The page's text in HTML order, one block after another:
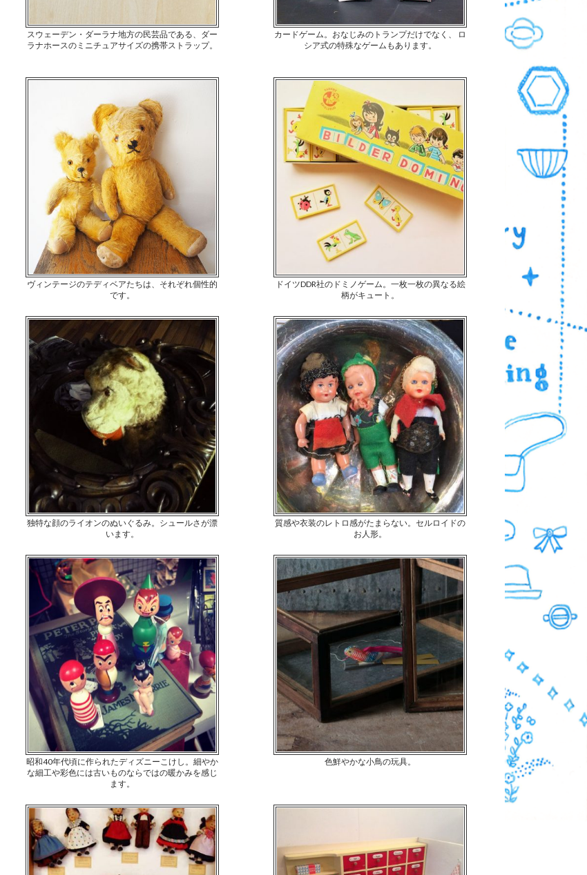
スウェーデン・ダーラナ地方の民芸品である、ダー
ラナホースのミニチュアサイズの携帯ストラップ。
カードゲーム。おなじみのトランプだけでなく、 ロ
シア式の特殊なゲームもあります。
ヴィンテージのテディベアたちは、それぞれ個性的
です。
ドイツDDR社のドミノゲーム。一枚一枚の異なる絵
柄がキュート。
独特な顔のライオンのぬいぐるみ。シュールさが漂
います。
質感や衣装のレトロ感がたまらない。セルロイドの
お人形。
昭和40年代頃に作られたディズニーこけし。細やか
な細工や彩色には古いものならではの暖かみを感じ
ます。
色鮮やかな小鳥の玩具。